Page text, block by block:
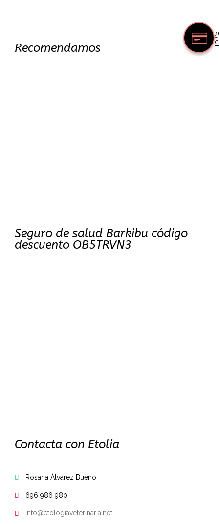
Recomendamos
Seguro de salud Barkibu código
descuento OB5TRVN3
Contacta con Etolia
 Rosana Álvarez Bueno
 696 986 980
 info@etologiaveterinaria.net